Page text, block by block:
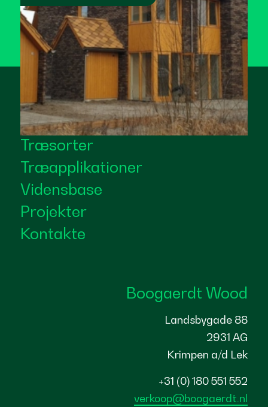
Træsorter
Træapplikationer
Vidensbase
Projekter
Kontakte
Boogaerdt Wood
Landsbygade 88
2931 AG
Krimpen a/d Lek
+31 (0) 180 551 552
verkoop@boogaerdt.nl